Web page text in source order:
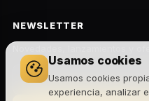
Usamos cookies
Usamos cookies
experiencia, analizar
NEWSLETTER